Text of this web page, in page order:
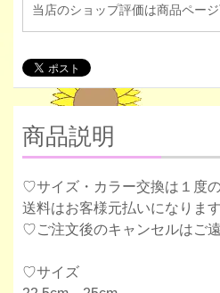
当店のショップ評価は商品ペー
商品説明
♡サイズ・カラー交換は１度
送料はお客様元払いになります
♡ご注文後のキャンセルはご遠
♡サイズ